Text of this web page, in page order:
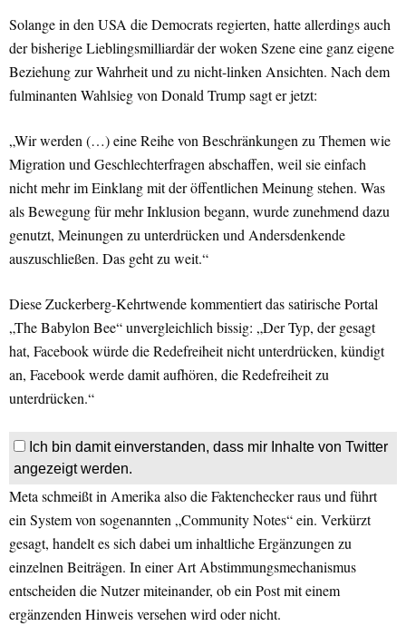
Solange in den USA die Democrats regierten, hatte allerdings auch
der bisherige Lieblingsmilliardär der woken Szene eine ganz eigene
Beziehung zur Wahrheit und zu nicht-linken Ansichten. Nach dem
fulminanten Wahlsieg von Donald Trump sagt er jetzt:
„Wir werden (…) eine Reihe von Beschränkungen zu Themen wie
Migration und Geschlechterfragen abschaffen, weil sie einfach
nicht mehr im Einklang mit der öffentlichen Meinung stehen. Was
als Bewegung für mehr Inklusion begann, wurde zunehmend dazu
genutzt, Meinungen zu unterdrücken und Andersdenkende
auszuschließen. Das geht zu weit.“
Diese Zuckerberg-Kehrtwende kommentiert das satirische Portal
„The Babylon Bee“ unvergleichlich bissig: „Der Typ, der gesagt
hat, Facebook würde die Redefreiheit nicht unterdrücken, kündigt
an, Facebook werde damit aufhören, die Redefreiheit zu
unterdrücken.“
Ich bin damit einverstanden, dass mir Inhalte von Twitter
angezeigt werden.
Meta schmeißt in Amerika also die Faktenchecker raus und führt
ein System von sogenannten „Community Notes“ ein. Verkürzt
gesagt, handelt es sich dabei um inhaltliche Ergänzungen zu
einzelnen Beiträgen. In einer Art Abstimmungsmechanismus
entscheiden die Nutzer miteinander, ob ein Post mit einem
ergänzenden Hinweis versehen wird oder nicht.